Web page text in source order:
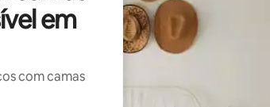
em
com camas